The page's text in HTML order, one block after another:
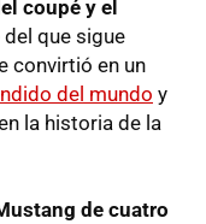
coupé y el
que sigue
convirtió en un
del mundo y
la historia de la
de cuatro